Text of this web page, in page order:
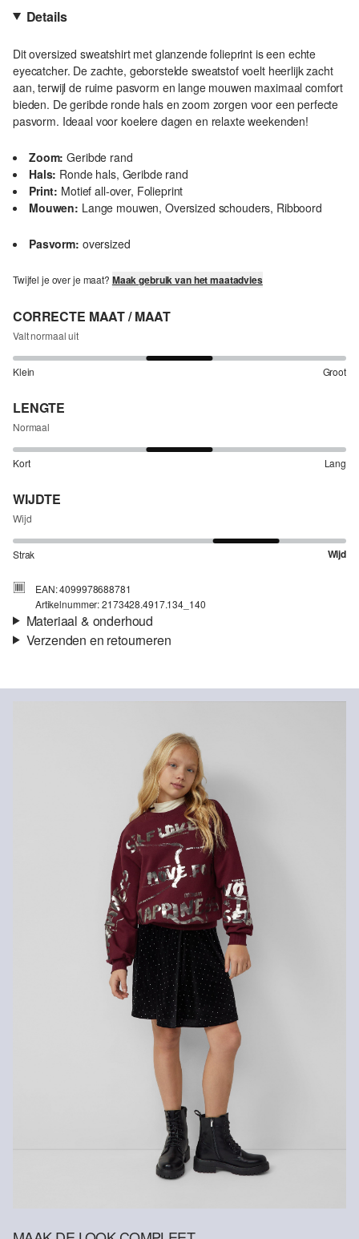
Details
Dit oversized sweatshirt met glanzende folieprint is een echte
eyecatcher. De zachte, geborstelde sweatstof voelt heerlijk zacht
aan, terwijl de ruime pasvorm en lange mouwen maximaal comfort
bieden. De geribde ronde hals en zoom zorgen voor een perfecte
pasvorm. Ideaal voor koelere dagen en relaxte weekenden!
Zoom: Geribde rand
Hals: Ronde hals, Geribde rand
Print: Motief all-over, Folieprint
Mouwen: Lange mouwen, Oversized schouders, Ribboord
Pasvorm: oversized
Twijfel je over je maat? Maak gebruik van het maatadvies
CORRECTE MAAT / MAAT
Valt normaal uit
Klein Groot
LENGTE
Normaal
Kort Lang
WIJDTE
Wijd
Strak Wijd
EAN: 4099978688781
Artikelnummer: 2173428.4917.134_140
Materiaal & onderhoud
Materiaal: Katoenmix
Niet bleken met chloor
Niet geschikt voor de droger
Fijnwasprogramma 30 °C
Niet heet strijken
Geen chemische reiniging mogelijk
Verzenden en retourneren
Je bestelling wordt binnen 3-5 werkdagen verzonden door bpost.
Je kunt je artikelen binnen 14 dagen gratis aan ons retourneren.
Als je onze s.Oliver Card hebt, kun je artikelen zelfs binnen 30
dagen gratis retourneren.